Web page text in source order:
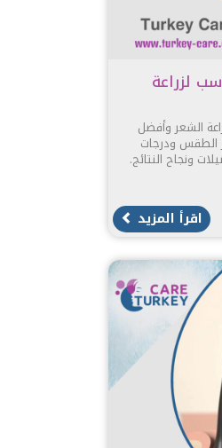
لزراعة
الشعر وأفضل
الطقس ودرجات
ونجاح النتائج.
اقرأ المزيد